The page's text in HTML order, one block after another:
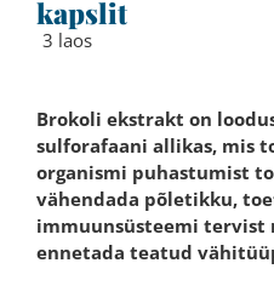
kapslit
3 laos
Brokoli ekstrakt on
sulforafaani allikas, mis
organismi puhastumist
vähendada põletikku,
immuunsüsteemi tervist
ennetada teatud